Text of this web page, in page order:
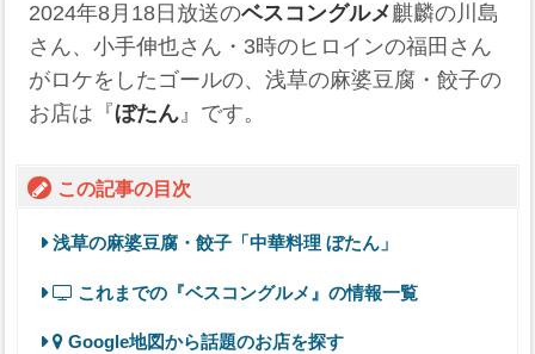
2024年8月18日 放送のベスコングルメ麒麟の川島
さん、小手伸也さん・3時のヒロインの福田さん
がロケをしたゴールの、浅草の麻婆豆腐・餃子の
お店は『ぼたん』です。
この記事の目次
浅草の麻婆豆腐・餃子「中華料理 ぼたん」
これまでの『ベスコングルメ』の情報一覧
Google地図から話題のお店を探す